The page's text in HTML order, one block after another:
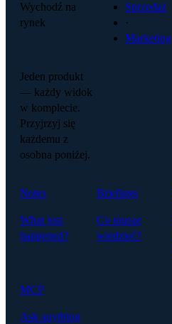
Wychodź na
rynek
Sprzedaż
·
Marketing
Jeden produkt
— każdy widok
w komplecie.
Przyjrzyj się
każdemu z
osobna poniżej.
Notes
What just
happened?
Briefings
Co muszę
wiedzieć?
MCP
Ask anything